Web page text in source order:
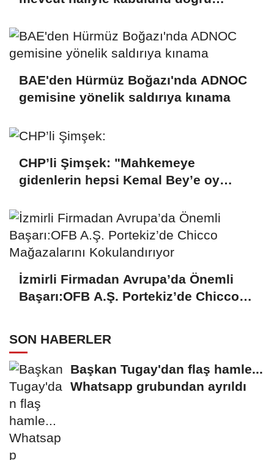
BAE'den Hürmüz Boğazı'nda ADNOC
gemisine yönelik saldırıya kınama
CHP’li Şimşek: "Mahkemeye
gidenlerin hepsi Kemal Bey’e oy
İzmirli Firmadan Avrupa’da Önemli
Başarı:OFB A.Ş. Portekiz’de Chicco
SON HABERLER
Başkan Tugay'dan flaş hamle...
Whatsapp grubundan ayrıldı